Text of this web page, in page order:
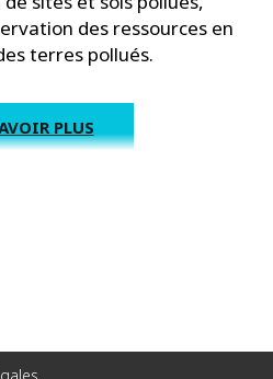
des ressources en
terres pollués.
PLUS